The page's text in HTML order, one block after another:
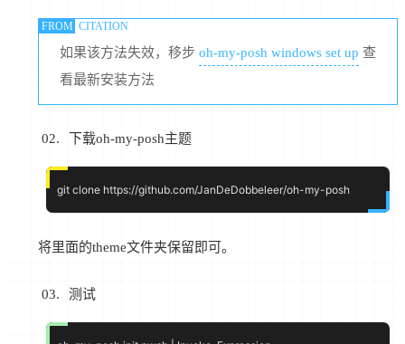
如果该方法失效，移步 oh-my-posh windows set up 查
看最新安装方法
下载oh-my-posh主题
将里面的theme文件夹保留即可。
测试